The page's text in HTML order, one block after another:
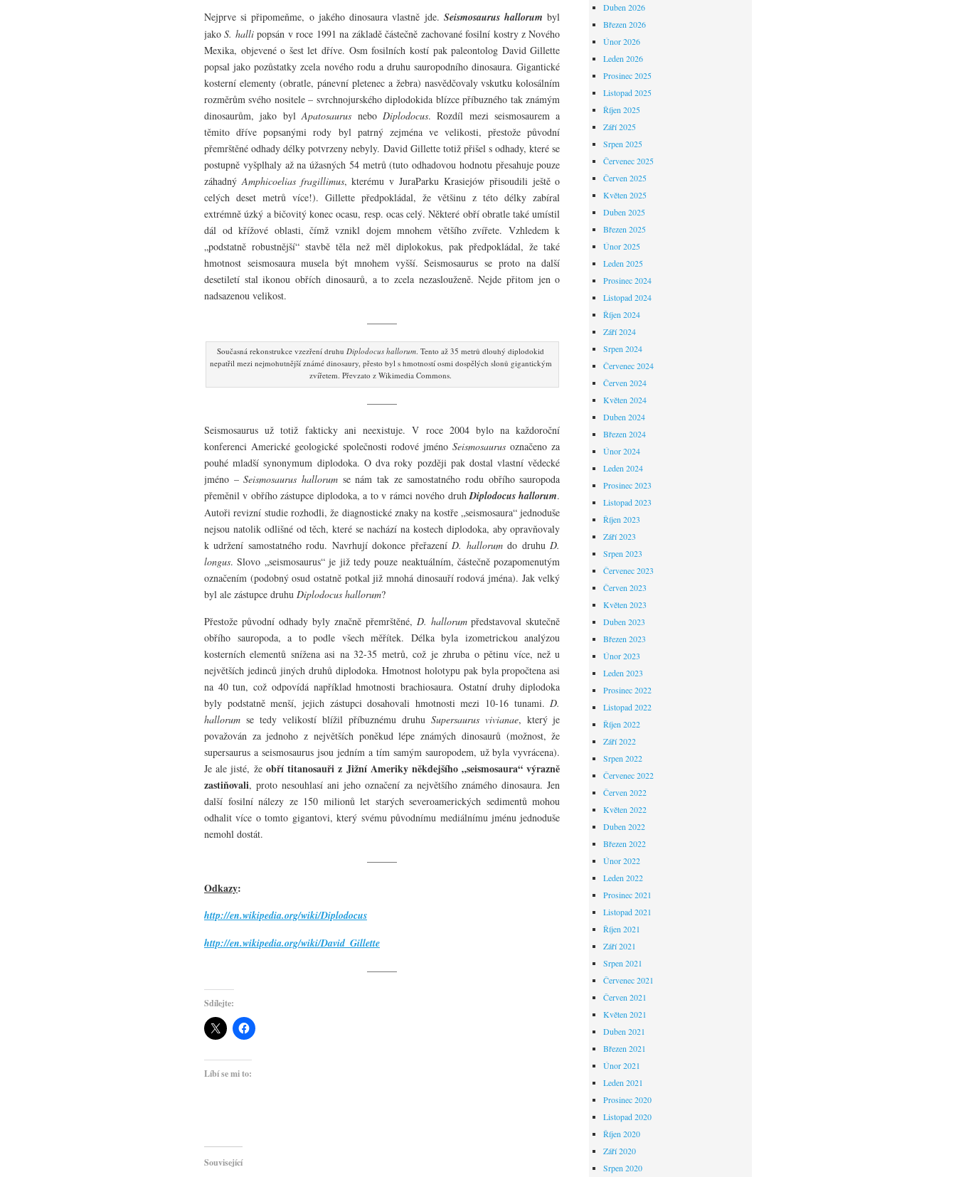
Nejprve si připomeňme, o jakého dinosaura vlastně jde. Seismosaurus hallorum byl
jakoS. hallipopsán v roce 1991 na základě částečně zachované fosilní kostry z Nového
Mexika, objevené o šest let dříve. Osm fosilních kostí pak paleontolog David Gillette
popsal jako pozůstatky zcela nového rodu a druhu sauropodního dinosaura. Gigantické
kosterní elementy (obratle, pánevní pletenec a žebra) nasvědčovaly vskutku kolosálním
rozměrům svého nositele – svrchnojurského diplodokida blízce příbuzného tak známým
dinosaurům, jako bylApatosaurus nebo Diplodocus. Rozdíl mezi seismosaurem a
těmito dříve popsanými rody byl patrný zejména ve velikosti, přestože původní
přemrštěné odhady délky potvrzeny nebyly. David Gillette totiž přišel s odhady, které se
postupně vyšplhaly až na úžasných 54 metrů (tuto odhadovou hodnotu přesahuje pouze
záhadný Amphicoelias fragillimus, kterému v JuraParku Krasiejów přisoudili ještě o
celých deset metrů více!). Gillette předpokládal, že většinu z této délky zabíral
extrémně úzký a bičovitý konec ocasu, resp. ocas celý. Některé obří obratle také umístil
dál od křížové oblasti, čímž vznikl dojem mnohem většího zvířete. Vzhledem k
„podstatně robustnější“ stavbě těla než měl diplokokus, pak předpokládal, že také
hmotnost seismosaura musela být mnohem vyšší. Seismosaurus se proto na další
desetiletí stal ikonou obřích dinosaurů, a to zcela nezaslouženě. Nejde přitom jen o
nadsazenou velikost.
———
Současná rekonstrukce vzezření druhu Diplodocus hallorum . Tento až 35 metrů dlouhý diplodokid
nepatřil mezi nejmohutnější známé dinosaury, přesto byl s hmotností osmi dospělých slonů gigantickým
zvířetem. Převzato z Wikimedia Commons.
———
Seismosaurus už totiž fakticky ani neexistuje. V roce 2004 bylo na každoroční
konferenci Americké geologické společnosti rodové jménoSeismosaurus označeno za
pouhé mladší synonymum diplodoka. O dva roky později pak dostal vlastní vědecké
jméno –Seismosaurus hallorum se nám tak ze samostatného rodu obřího sauropoda
přeměnil v obřího zástupce diplodoka, a to v rámci nového druh Diplodocus hallorum.
Autoři revizní studie rozhodli, že diagnostické znaky na kostře „seismosaura“ jednoduše
nejsou natolik odlišné od těch, které se nachází na kostech diplodoka, aby opravňovaly
k udržení samostatného rodu. Navrhují dokonce přeřazení D. hallorumdo druhu D.
longus. Slovo „seismosaurus“ je již tedy pouze neaktuálním, částečně pozapomenutým
označením (podobný osud ostatně potkal již mnohá dinosauří rodová jména). Jak velký
byl ale zástupce druhu Diplodocus hallorum?
Přestože původní odhady byly značně přemrštěné, D. hallorumpředstavoval skutečně
obřího sauropoda, a to podle všech měřítek. Délka byla izometrickou analýzou
kosterních elementů snížena asi na 32-35 metrů, což je zhruba o pětinu více, než u
největších jedinců jiných druhů diplodoka. Hmotnost holotypu pak byla propočtena asi
na 40 tun, což odpovídá například hmotnosti brachiosaura. Ostatní druhy diplodoka
byly podstatně menší, jejich zástupci dosahovali hmotnosti mezi 10-16 tunami. D.
hallorum se tedy velikostí blížil příbuznému druhu Supersaurus vivianae, který je
považován za jednoho z největších poněkud lépe známých dinosaurů (možnost, že
supersaurus a seismosaurus jsou jedním a tím samým sauropodem, už byla vyvrácena).
Je ale jisté, že obří titanosauři z Jižní Ameriky někdejšího „seismosaura“ výrazně
zastiňovali, proto nesouhlasí ani jeho označení za největšího známého dinosaura. Jen
další fosilní nálezy ze 150 milionů let starých severoamerických sedimentů mohou
odhalit více o tomto gigantovi, který svému původnímu mediálnímu jménu jednoduše
nemohl dostát.
———
Odkazy:
http://en.wikipedia.org/wiki/Diplodocus
http://en.wikipedia.org/wiki/David_Gillette
———
Sdílejte:
Líbí se mi to:
Související
Duben 2026
Březen 2026
Únor 2026
Leden 2026
Prosinec 2025
Listopad 2025
Říjen 2025
Září 2025
Srpen 2025
Červenec 2025
Červen 2025
Květen 2025
Duben 2025
Březen 2025
Únor 2025
Leden 2025
Prosinec 2024
Listopad 2024
Říjen 2024
Září 2024
Srpen 2024
Červenec 2024
Červen 2024
Květen 2024
Duben 2024
Březen 2024
Únor 2024
Leden 2024
Prosinec 2023
Listopad 2023
Říjen 2023
Září 2023
Srpen 2023
Červenec 2023
Červen 2023
Květen 2023
Duben 2023
Březen 2023
Únor 2023
Leden 2023
Prosinec 2022
Listopad 2022
Říjen 2022
Září 2022
Srpen 2022
Červenec 2022
Červen 2022
Květen 2022
Duben 2022
Březen 2022
Únor 2022
Leden 2022
Prosinec 2021
Listopad 2021
Říjen 2021
Září 2021
Srpen 2021
Červenec 2021
Červen 2021
Květen 2021
Duben 2021
Březen 2021
Únor 2021
Leden 2021
Prosinec 2020
Listopad 2020
Říjen 2020
Září 2020
Srpen 2020